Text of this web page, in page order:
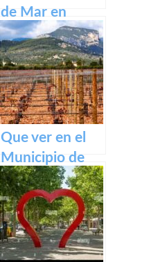
de Mar en
Mallorca
Que ver en el
Municipio de
Binissalem en
Baleares